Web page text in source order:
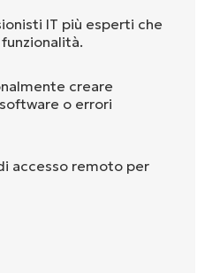
IT più esperti che
creare
o errori
accesso remoto per